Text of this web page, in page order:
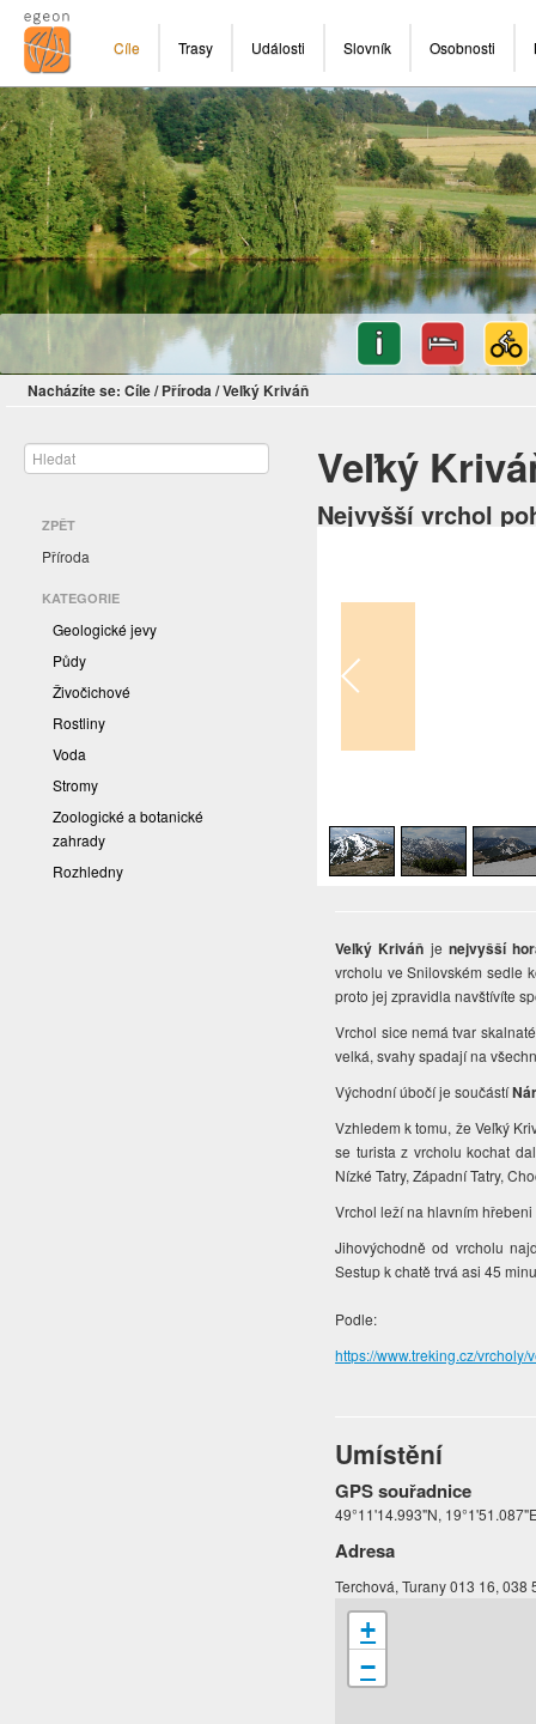
Cíle Trasy Události Slovník Osobnosti
Nacházíte se: Cíle/ Příroda/Veľký Kriváň
ZPĚT
Příroda
KATEGORIE
Geologické jevy
Půdy
Živočichové
Rostliny
Voda
Stromy
Zoologické a botanické
zahrady
Rozhledny
Veľký
Nejvyšší vrchol
Veľký Kriváň je nejvyšší
vrcholu ve Snilovském sedle
proto jej zpravidla navštívíte
Vrchol sice nemá tvar
velká, svahy spadají na
Východní úbočí je součástí
Vzhledem k tomu, že Veľký
se turista z vrcholu kochat
Nízké Tatry, Západní Tatry,
Vrchol leží na hlavním
Jihovýchodně od vrcholu
Sestup k chatě trvá asi 45
Podle:
https://www.treking.cz/
Umístění
GPS souřadnice
49°11'14.993"N,
Adresa
Terchová, Turany 013 16, 038
+
−